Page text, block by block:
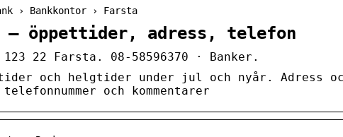
› Bankkontor › Farsta
– öppettider, adress, telefon
22 Farsta. 08-58596370 · Banker.
och helgtider under jul och nyår. Adress
och kommentarer